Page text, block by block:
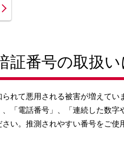
証番号の取扱
れて悪用される被害が増えてい
「電話番号」、「連続した数字
い。推測されやすい番号をご使